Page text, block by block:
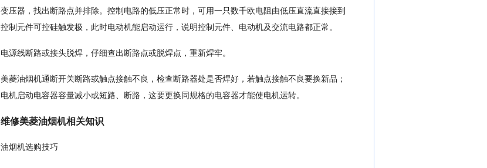
变压器，找出断路点并排除。控制电路的低压正常时，可用一只数千欧电阻由低压直流直接接到
控制元件可控硅触发极，此时电动机能启动运行，说明控制元件、电动机及交流电路都正常。
电源线断路或接头脱焊，仔细查出断路点或脱焊点，重新焊牢。
美菱油烟机通断开关断路或触点接触不良，检查断路器处是否焊好，若触点接触不良要换新品；
电机启动电容器容量减小或短路、断路，这要更换同规格的电容器才能使电机运转。
维修美菱油烟机相关知识
油烟机选购技巧